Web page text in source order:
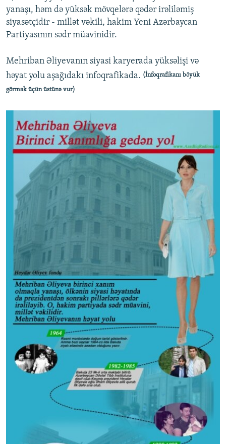
İZ - MƏDƏNIYYƏT PROQRAMI
MATERIALLARIMIZDAN ISTIFADƏ
AZADLIQRADIOSU MOBIL TELEFONUNUZDA
XƏBƏR BÜLLETENLƏRIMIZ
RFE/RL-in bütün saytları
yanaşı, həm də yüksək mövqelərə qədər irəliləmiş
siyasətçidir - millət vəkili, hakim Yeni Azərbaycan
Partiyasının sədr müavinidir.
Mehriban Əliyevanın siyasi karyerada yüksəlişi və
həyat yolu aşağıdakı infoqrafikada. (İnfoqrafikanı böyük
görmək üçün üstünə vur)